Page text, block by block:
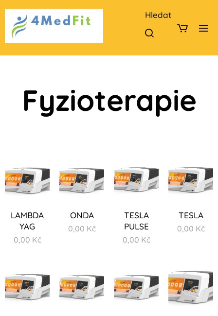
Hledat
Fyzioterapie
LAMBDA
YAG
0,00 Kč
ONDA
0,00 Kč
TESLA
PULSE
0,00 Kč
TESLA
0,00 Kč